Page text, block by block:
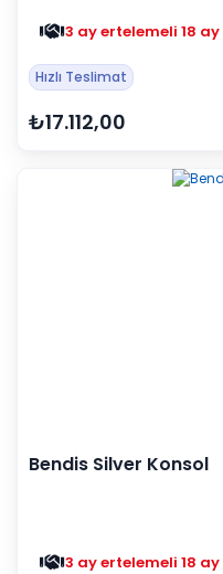
3 ay ertelemeli 18 ay
Hızlı Teslimat
₺17.112,00
Bendis Silver Konsol
3 ay ertelemeli 18 ay